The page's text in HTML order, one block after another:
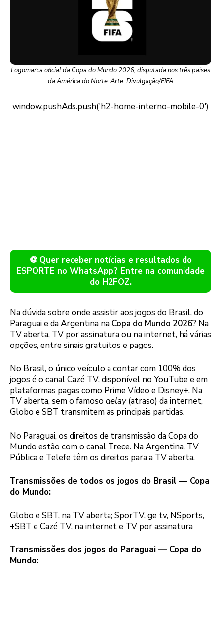
Logomarca oficial da Copa do Mundo 2026, disputada nos três países
da América do Norte. Arte: Divulgação/FIFA
⚽ Quer receber notícias e resultados do
ESPORTE no WhatsApp? Entre na comunidade
do H2FOZ.
Na dúvida sobre onde assistir aos jogos do Brasil, do
Paraguai e da Argentina na Copa do Mundo 2026? Na
TV aberta, TV por assinatura ou na internet, há várias
opções, entre sinais gratuitos e pagos.
No Brasil, o único veículo a contar com 100% dos
jogos é o canal Cazé TV, disponível no YouTube e em
plataformas pagas como Prime Vídeo e Disney+. Na
TV aberta, sem o famoso delay (atraso) da internet,
Globo e SBT transmitem as principais partidas.
No Paraguai, os direitos de transmissão da Copa do
Mundo estão com o canal Trece. Na Argentina, TV
Pública e Telefe têm os direitos para a TV aberta.
Transmissões de todos os jogos do Brasil — Copa
do Mundo:
Globo e SBT, na TV aberta; SporTV, ge tv, NSports,
+SBT e Cazé TV, na internet e TV por assinatura
Transmissões dos jogos do Paraguai — Copa do
Mundo: